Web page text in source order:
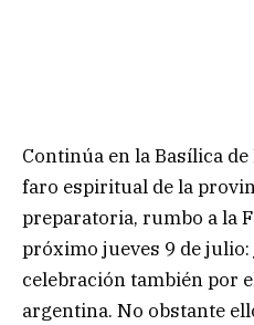
Continúa en la Basílica
faro espiritual de la
preparatoria, rumbo a la
próximo jueves 9 de
celebración también por
argentina. No obstante